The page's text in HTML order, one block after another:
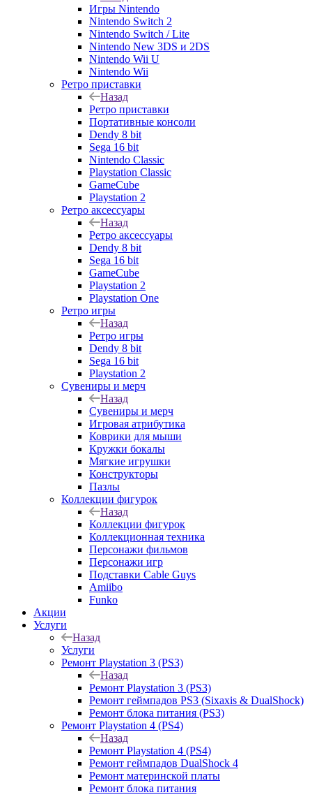
Игры Nintendo
Nintendo Switch 2
Nintendo Switch / Lite
Nintendo New 3DS и 2DS
Nintendo Wii U
Nintendo Wii
Ретро приставки
Назад
Ретро приставки
Портативные консоли
Dendy 8 bit
Sega 16 bit
Nintendo Classic
Playstation Classic
GameCube
Playstation 2
Ретро аксессуары
Назад
Ретро аксессуары
Dendy 8 bit
Sega 16 bit
GameCube
Playstation 2
Playstation One
Ретро игры
Назад
Ретро игры
Dendy 8 bit
Sega 16 bit
Playstation 2
Сувениры и мерч
Назад
Сувениры и мерч
Игровая атрибутика
Коврики для мыши
Кружки бокалы
Мягкие игрушки
Конструкторы
Пазлы
Коллекции фигурок
Назад
Коллекции фигурок
Коллекционная техника
Персонажи фильмов
Персонажи игр
Подставки Cable Guys
Amiibo
Funko
Акции
Услуги
Назад
Услуги
Ремонт Playstation 3 (PS3)
Назад
Ремонт Playstation 3 (PS3)
Ремонт геймпадов PS3 (Sixaxis & DualShock)
Ремонт блока питания (PS3)
Ремонт Playstation 4 (PS4)
Назад
Ремонт Playstation 4 (PS4)
Ремонт геймпадов DualShock 4
Ремонт материнской платы
Ремонт блока питания